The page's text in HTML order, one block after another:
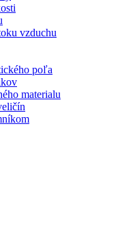
vzduchu
poľa
materialu